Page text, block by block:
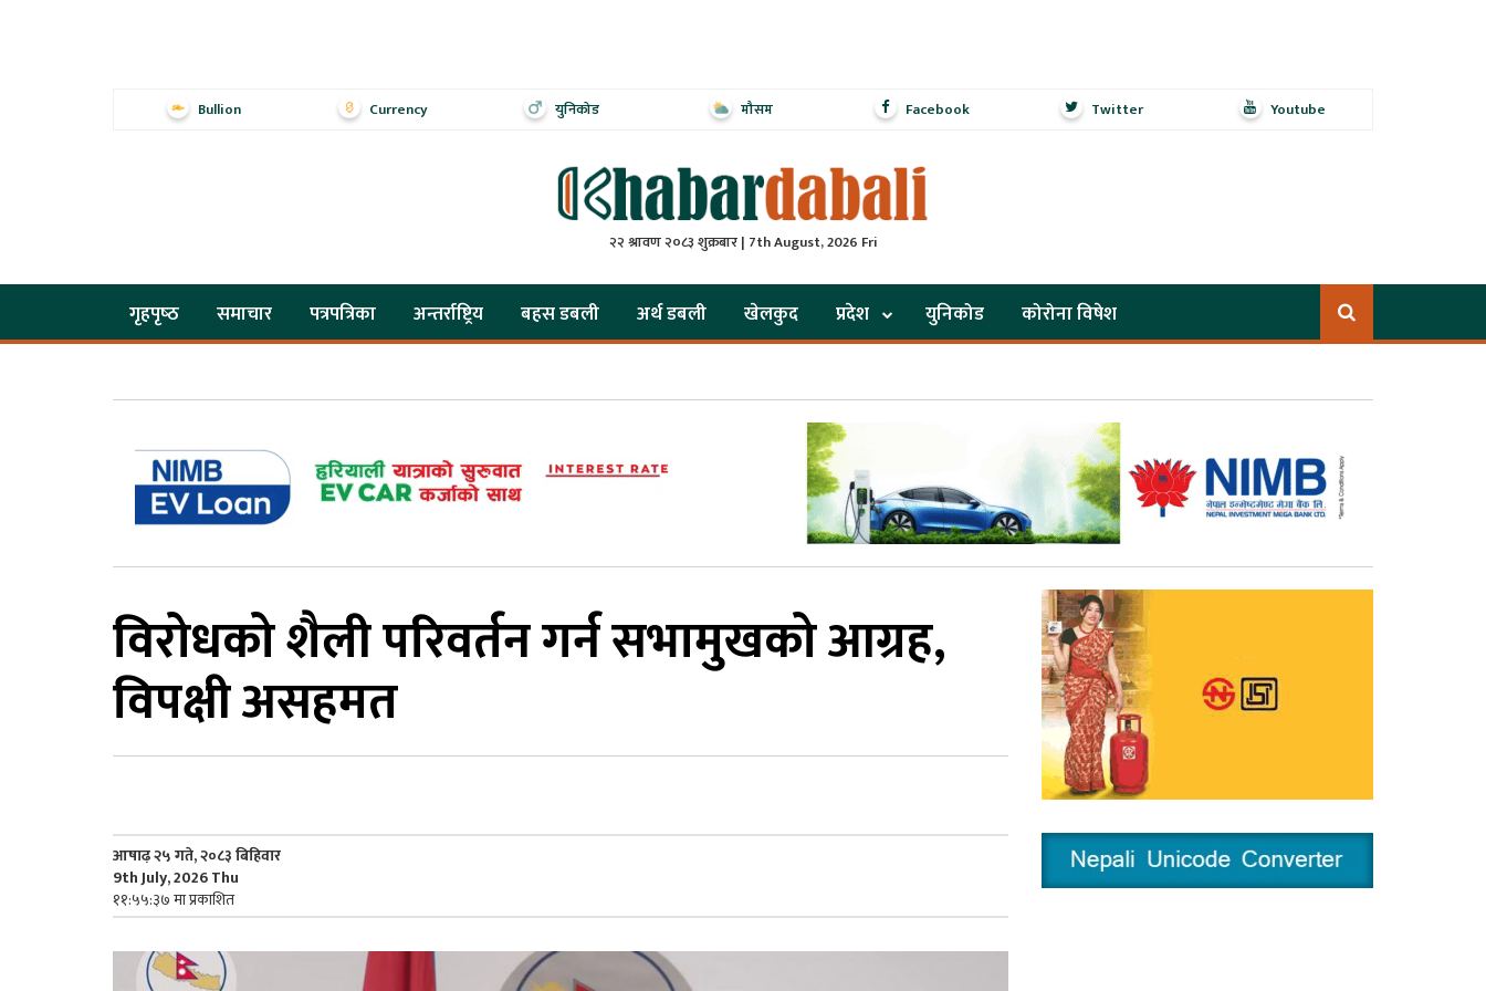
Bullion Currency युनिकोड मौसम Facebook Twitter Youtube
२२ श्रावण २०८३ शुक्रबार | 7th August, 2026 Fri
गृहपृष्‍ठ समाचार पत्रपत्रिका अन्तर्राष्ट्रिय बहस डबली अर्थ डबली खेलकुद प्रदेश युनिकोड कोरोना विषेश
विरोधको शैली परिवर्तन गर्न सभामुखको आग्रह,
विपक्षी असहमत
आषाढ़ २५ गते, २०८३ बिहिवार
9th July, 2026 Thu
११:५५:३७ मा प्रकाशित